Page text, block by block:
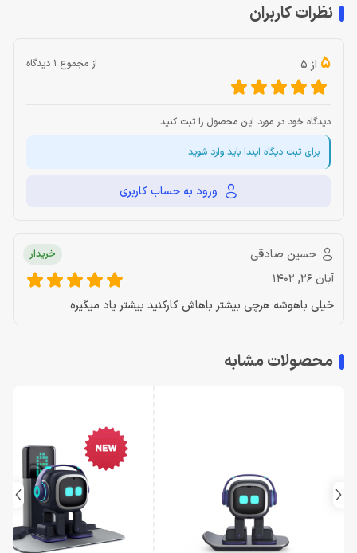
نظرات کاربران
5 از 5 از مجموع 1 دیدگاه
دیدگاه خود در مورد این محصول را ثبت کنید
برای ثبت دیگاه ایندا باید وارد شوید
ورود به حساب کاربری
حسین صادقی خریدار
آبان 26, 1402
خیلی باهوشه هرچی بیشتر باهاش کارکنید بیشتر یاد میگیره
محصولات مشابه